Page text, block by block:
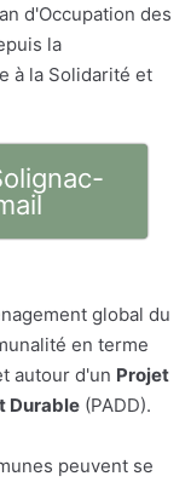
d'Occupation des
la
à la Solidarité et
global du
en terme
autour d'un Projet
Durable (PADD).
peuvent se